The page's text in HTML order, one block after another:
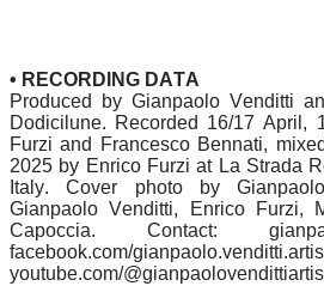
• RECORDING DATA
Produced by Gianpaolo Venditti
Dodicilune. Recorded 16/17 April,
Furzi and Francesco Bennati,
2025 by Enrico Furzi at La Strada
Italy. Cover photo by
Gianpaolo Venditti, Enrico Furzi,
Capoccia. Contact:
facebook.com/
youtube.com/